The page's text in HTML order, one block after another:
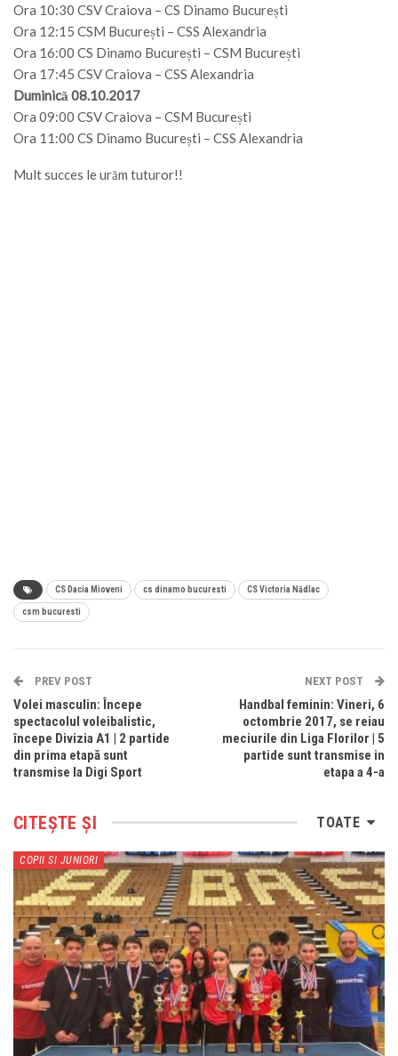
Ora 10:30 CSV Craiova – CS Dinamo București
Ora 12:15 CSM București – CSS Alexandria
Ora 16:00 CS Dinamo București – CSM București
Ora 17:45 CSV Craiova – CSS Alexandria
Duminică 08.10.2017
Ora 09:00 CSV Craiova – CSM București
Ora 11:00 CS Dinamo București – CSS Alexandria
Mult succes le urăm tuturor!!
CS Dacia Mioveni cs dinamo bucuresti CS Victoria Nădlac
csm bucuresti
PREV POST
Volei masculin: Începe
spectacolul voleibalistic,
începe Divizia A1 | 2 partide
din prima etapă sunt
transmise la Digi Sport
NEXT POST
Handbal feminin: Vineri, 6
octombrie 2017, se reiau
meciurile din Liga Florilor | 5
partide sunt transmise in
etapa a 4-a
TOATE
CITEȘTE ȘI
COPII SI JUNIORI